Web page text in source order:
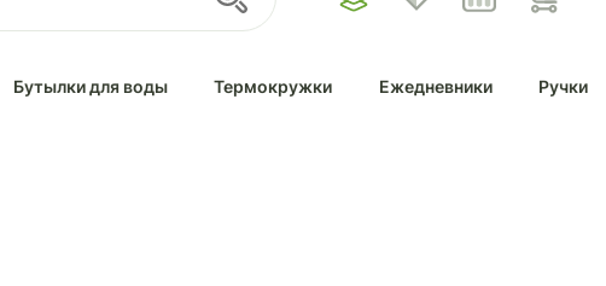
Бутылки для воды Термокружки Ежедневники Ручки